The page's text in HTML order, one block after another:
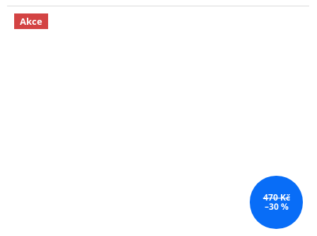
Akce
470 Kč
–30 %